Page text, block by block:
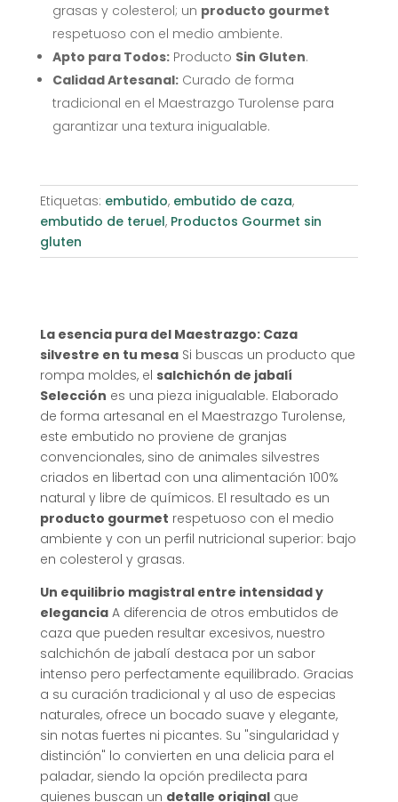
grasas y colesterol; un producto gourmet
respetuoso con el medio ambiente.
Apto para Todos:Producto Sin Gluten.
Calidad Artesanal:Curado de forma
tradicional en el Maestrazgo Turolense para
garantizar una textura inigualable.
Etiquetas: embutido, embutido de caza,
embutido de teruel, Productos Gourmet sin
gluten
La esencia pura del Maestrazgo: Caza
silvestre en tu mesaSi buscas un producto que
rompa moldes, el salchichón de jabalí
Selección es una pieza inigualable. Elaborado
de forma artesanal en el Maestrazgo Turolense,
este embutido no proviene de granjas
convencionales, sino de animales silvestres
criados en libertad con una alimentación 100%
natural y libre de químicos. El resultado es un
producto gourmet respetuoso con el medio
ambiente y con un perfil nutricional superior: bajo
en colesterol y grasas.
Un equilibrio magistral entre intensidad y
eleganciaA diferencia de otros embutidos de
caza que pueden resultar excesivos, nuestro
salchichón de jabalí destaca por un sabor
intenso pero perfectamente equilibrado. Gracias
a su curación tradicional y al uso de especias
naturales, ofrece un bocado suave y elegante,
sin notas fuertes ni picantes. Su "singularidad y
distinción" lo convierten en una delicia para el
paladar, siendo la opción predilecta para
quienes buscan un detalle originalque